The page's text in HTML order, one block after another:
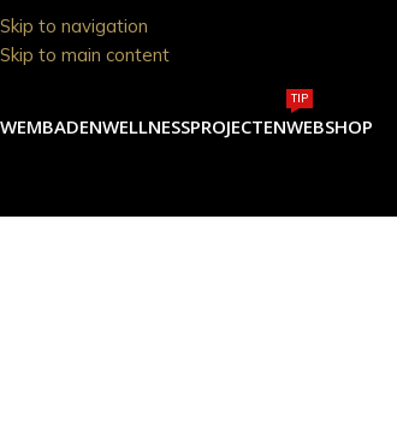
Skip to navigation
Skip to main content
WELLNESSPROJECTENWEBSHOP
TIP